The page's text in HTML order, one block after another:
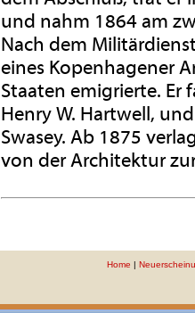
und nahm 1864 am
Nach dem
eines Kopenhagener
Staaten emigrierte.
Henry W. Hartwell,
Swasey. Ab 1875
von der Architektur
Home |